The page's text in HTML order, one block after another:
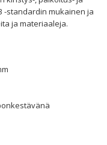
-standardin mukainen ja
ja materiaaleja.